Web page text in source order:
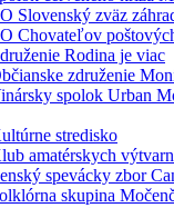
Slovenský zväz
Chovateľov
Rodina je viac
združenie
spolok Urban
stredisko
amatérskych
spevácky zbor
skupina